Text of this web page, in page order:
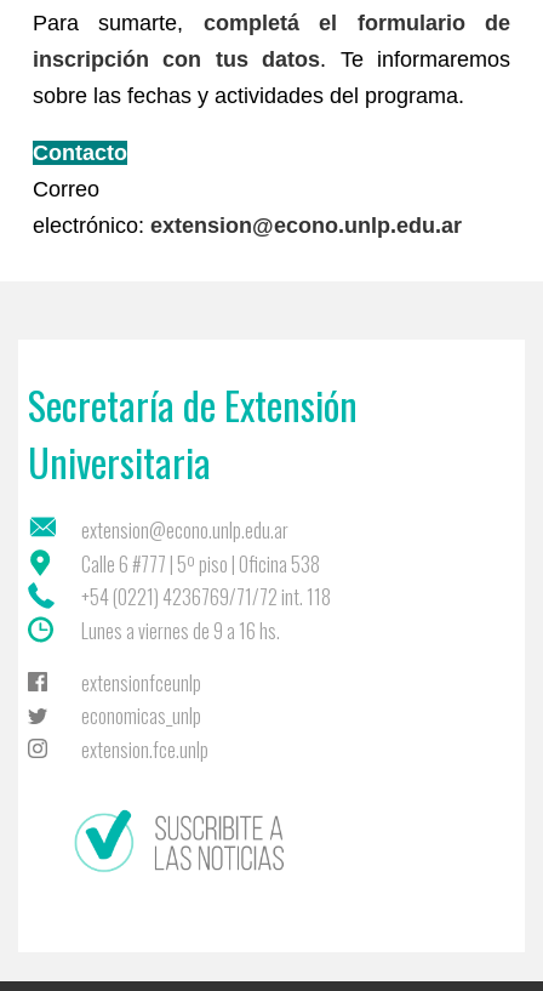
Para sumarte, completá el formulario de
inscripción con tus datos. Te informaremos
sobre las fechas y actividades del programa.
Contacto
Correo
electrónico: extension@econo.unlp.edu.ar
Secretaría de Extensión
Universitaria
extension@econo.unlp.edu.ar
Calle 6 #777 | 5º piso | Oficina 538
+54 (0221) 4236769/71/72 int. 118
Lunes a viernes de 9 a 16 hs.
extensionfceunlp
economicas_unlp
extension.fce.unlp